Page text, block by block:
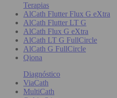
Terapias
AlCath Flutter Flux G eXtra
AlCath Flutter LT G
AlCath Flux G eXtra
AlCath LT G FullCircle
AlCath G FullCircle
Qiona
Diagnóstico
ViaCath
MultiCath